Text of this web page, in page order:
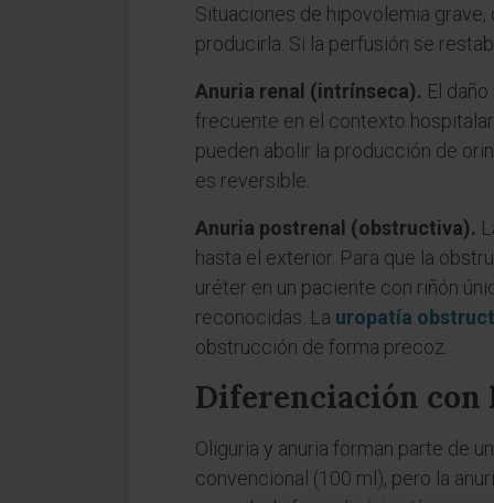
Situaciones de hipovolemia
producirla. Si la perfusión se
Anuria renal (intrínseca). El
frecuente en el contexto
pueden abolir la producción de
es reversible.
Anuria postrenal (obstructiva).
hasta el exterior. Para que la
uréter en un paciente con riñón
reconocidas. La uropatía
obstrucción de forma precoz.
Diferenciación
Oliguria y anuria forman parte de
convencional (100 ml), pero la